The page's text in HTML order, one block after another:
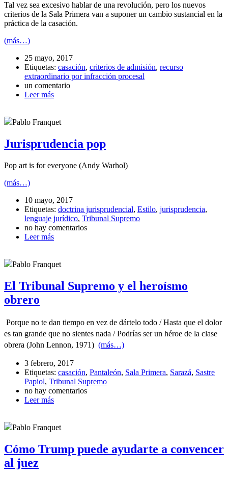
Tal vez sea excesivo hablar de una revolución, pero los nuevos
criterios de la Sala Primera van a suponer un cambio sustancial en la
práctica de la casación.
(más…)
25 mayo, 2017
Etiquetas: casación, criterios de admisión, recurso
extraordinario por infracción procesal
un comentario
Leer más
Pablo Franquet
Jurisprudencia pop
Pop art is for everyone (Andy Warhol)
(más…)
10 mayo, 2017
Etiquetas: doctrina jurisprudencial, Estilo, jurisprudencia,
lenguaje jurídico, Tribunal Supremo
no hay comentarios
Leer más
Pablo Franquet
El Tribunal Supremo y el heroísmo
obrero
Porque no te dan tiempo en vez de dártelo todo / Hasta que el dolor
es tan grande que no sientes nada /Podrías ser un héroe de la clase
obrera (John Lennon, 1971) (más…)
3 febrero, 2017
Etiquetas: casación, Pantaleón, Sala Primera, Sarazá, Sastre
Papiol, Tribunal Supremo
no hay comentarios
Leer más
Pablo Franquet
Cómo Trump puede ayudarte a convencer
al juez